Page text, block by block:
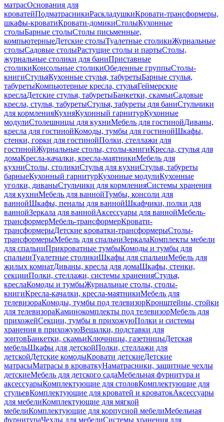
матрасОснования для
кроватейПодматрасникиРаскладушкиКровати-трансформеры,
шкафы-кроватиКровати-домикиСтолыКухонные
столыБарные столыСтолы письменные,
компьютерныеДетские столыТуалетные столикиЖурнальные
столыСадовые столыРастущие столы и партыСтолы,
журнальные столики для баниПриставные
столикиКонсольные столикиОбеденные группыСтолы-
книгиСтульяКухонные стулья, табуретыБарные стулья,
табуретыКомпьютерные кресла, стульяГеймерские
креслаДетские стулья, табуретыБанкетки, скамьиСадовые
кресла, стулья, табуретыСтулья, табуреты для баниСтульчики
для кормленияКухняКухонный гарнитурКухонные
модулиСтолешницы для кухниМебель для гостинойДиваны,
кресла для гостинойКомоды, тумбы для гостинойШкафы,
стенки, горки для гостинойПолки, стеллажи для
гостинойЖурнальные столы, столы-книгиКресла, стулья для
домаКресла-качалки, кресла-маятникиМебель для
кухниСтолы, столикиСтулья для кухниСтулья, табуреты
барныеКухонный гарнитурКухонные модулиКухонные
уголки, диваныСтульчики для кормленияСистемы хранения
для кухниМебель для ваннойТумбы, консоли для
ваннойШкафы, пеналы для ваннойШкафчики, полки для
ваннойЗеркала для ваннойАксессуары для ваннойМебель-
трансформерМебель-трансформерКровати-
трансформерыДетские кроватки-трансформерыСтолы-
трансформерыМебель для спальниЗеркалаКомплекты мебели
для спальниПрикроватные тумбыКомоды и тумбы для
спальниТуалетные столикиШкафы для спальниМебель для
жилых комнатДиваны, кресла для домаШкафы, стенки,
секцииПолки, стеллажи, системы храненияСтулья,
креслаКомоды и тумбыЖурнальные столы, столы-
книгиКресла-качалки, кресла-маятникиМебель для
телевизораКомоды, тумбы под телевизорКронштейны, стойки
для телевизораКаминокомплекты под телевизорМебель для
прихожейСекции, тумбы в прихожуюПолки и системы
хранения в прихожуюВешалки, подставки для
зонтовБанкетки, скамьиКлючницы, газетницыДетская
мебельШкафы для детскойПолки, стеллажи для
детскойДетские комодыКровати детскиеДетские
матрасыМатрасы в кроваткуНаматрасники, защитные чехлы
детскиеМебель для детского садаМебельная фурнитура и
аксессуарыКомплектующие для столовКомплектующие для
стульевКомплектующие для кроватей и кроватокАксессуары
для мебелиКомплектующие для мягкой
мебелиКомплектующие для корпусной мебелиМебельная
фурнитураЧехлы для мебелиСистемы хранения для